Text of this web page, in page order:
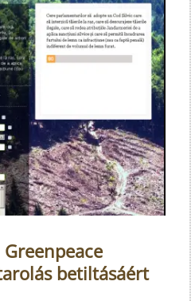
betiltásáért